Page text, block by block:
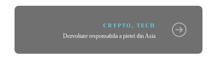
CRYPTO , TECH
Dezvoltare responsabila a pietei din Asia